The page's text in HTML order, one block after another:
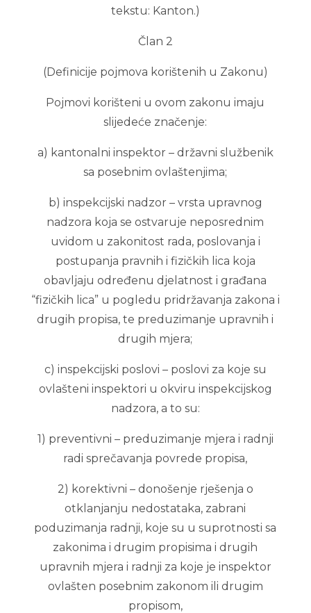
tekstu: Kanton.)
Član 2
(Definicije pojmova korištenih u Zakonu)
Pojmovi korišteni u ovom zakonu imaju
slijedeće značenje:
a) kantonalni inspektor – državni službenik
sa posebnim ovlaštenjima;
b) inspekcijski nadzor – vrsta upravnog
nadzora koja se ostvaruje neposrednim
uvidom u zakonitost rada, poslovanja i
postupanja pravnih i fizičkih lica koja
obavljaju određenu djelatnost i građana
“fizičkih lica” u pogledu pridržavanja zakona i
drugih propisa, te preduzimanje upravnih i
drugih mjera;
c) inspekcijski poslovi – poslovi za koje su
ovlašteni inspektori u okviru inspekcijskog
nadzora, a to su:
1) preventivni – preduzimanje mjera i radnji
radi sprečavanja povrede propisa,
2) korektivni – donošenje rješenja o
otklanjanju nedostataka, zabrani
poduzimanja radnji, koje su u suprotnosti sa
zakonima i drugim propisima i drugih
upravnih mjera i radnji za koje je inspektor
ovlašten posebnim zakonom ili drugim
propisom,